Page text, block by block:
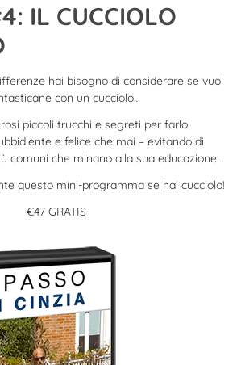
IL CUCCIOLO
hai bisogno di considerare se vuoi
con un cucciolo…
piccoli trucchi e segreti per farlo
e felice che mai – evitando di
comuni che minano alla sua educazione.
questo mini-programma se hai cucciolo!
€47 GRATIS